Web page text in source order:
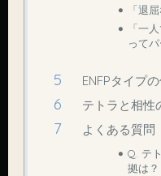
「退
「一
って
ENFPタイプ
テトラと相性
よくある質問
Q. テ
拠は？